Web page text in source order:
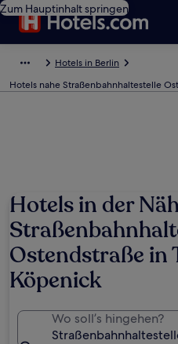
Zum Hauptinhalt springen
Hotels in Berlin
Hotels nahe Straßenbahnhaltestelle
Hotels in der
Ostendstraße in
Köpenick
Wo soll’s hingehen?